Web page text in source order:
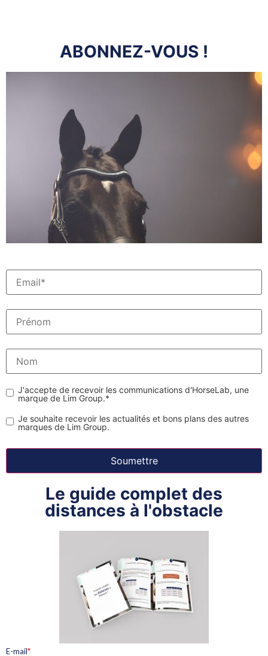
ABONNEZ-VOUS !
J'accepte de recevoir les communications d'HorseLab, une
marque de Lim Group.*
Je souhaite recevoir les actualités et bons plans des autres
marques de Lim Group.
Le guide complet des
distances à l'obstacle